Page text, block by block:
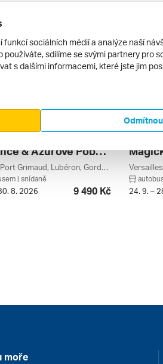
| snídaně
Provence & Azurové Pobřeží – Saint-tropez A Koupání U Středozemního Moře ***
Saintes, Port Grimaud, Lubéron, Gordes, Avignon, Arles, Provence-alpes-côte D'azur, Provence, Poitou-charentes, Nová Akvitánie, Francouzská Riviéra, Azurové Pobřeží, Francie
| snídaně
8. 2026 9 490 Kč 24. 9. –
moře
sociálních médií a analýze naší
sdílíme se svými partnery pro
s dalšími informacemi, které jste jim